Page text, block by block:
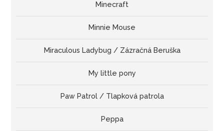
Minecraft
Minnie Mouse
Miraculous Ladybug / Zázračná Beruška
My little pony
Paw Patrol / Tlapková patrola
Peppa